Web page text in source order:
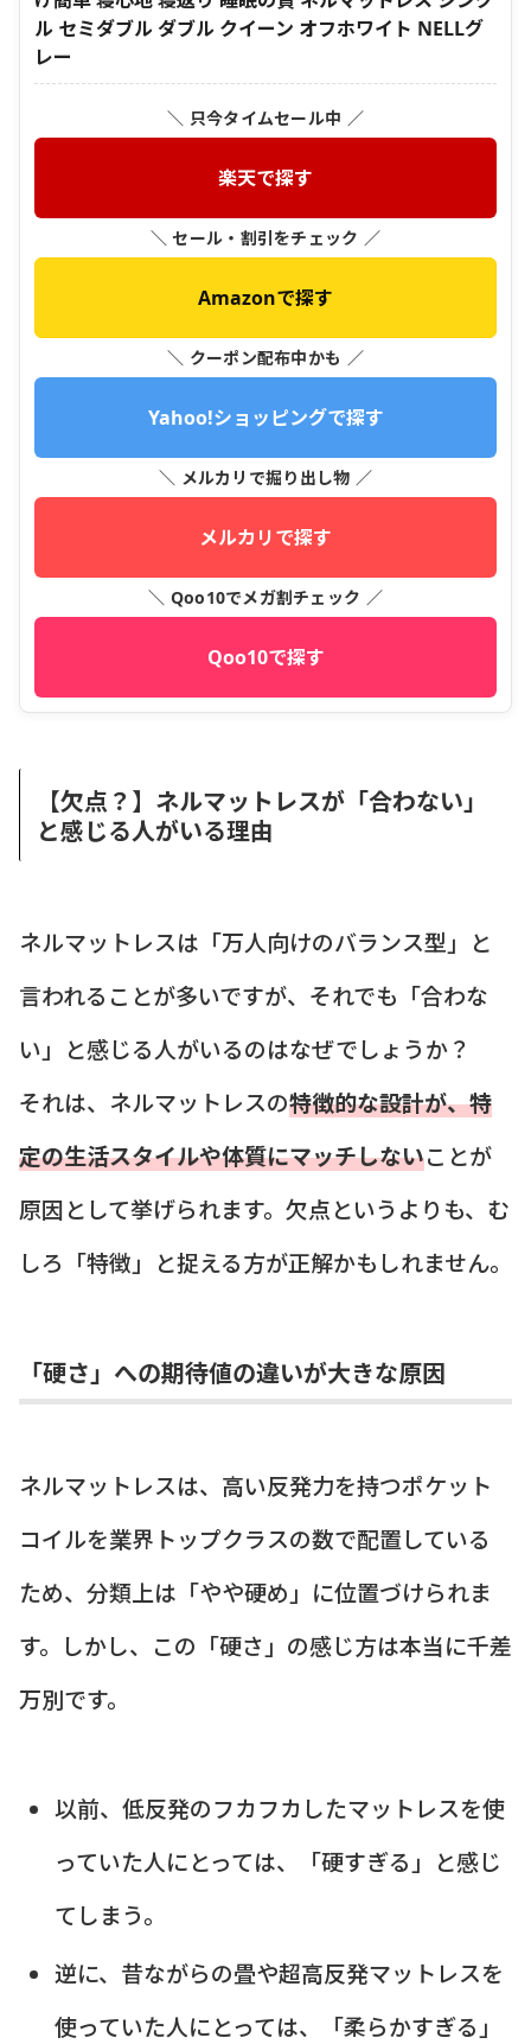
ル セミダブル ダブル クイーン オフホワイト NELLグ
レー
＼ 只今タイムセール中 ／
楽天で探す
＼ セール・割引をチェック ／
Amazonで探す
＼ クーポン配布中かも ／
Yahoo!ショッピングで探す
＼ メルカリで掘り出し物 ／
メルカリで探す
＼ Qoo10でメガ割チェック ／
Qoo10で探す
【欠点？】ネルマットレスが「合わない」
と感じる人がいる理由
ネルマットレスは「万人向けのバランス型」と
言われることが多いですが、それでも「合わな
い」と感じる人がいるのはなぜでしょうか？
それは、ネルマットレスの特徴的な設計が、特
定の生活スタイルや体質にマッチしないことが
原因として挙げられます。欠点というよりも、む
しろ「特徴」と捉える方が正解かもしれません。
「硬さ」への期待値の違いが大きな原因
ネルマットレスは、高い反発力を持つポケット
コイルを業界トップクラスの数で配置している
ため、分類上は「やや硬め」に位置づけられま
す。しかし、この「硬さ」の感じ方は本当に千差
万別です。
以前、低反発のフカフカしたマットレスを使
っていた人にとっては、「硬すぎる」と感じ
てしまう。
逆に、昔ながらの畳や超高反発マットレスを
使っていた人にとっては、「柔らかすぎる」